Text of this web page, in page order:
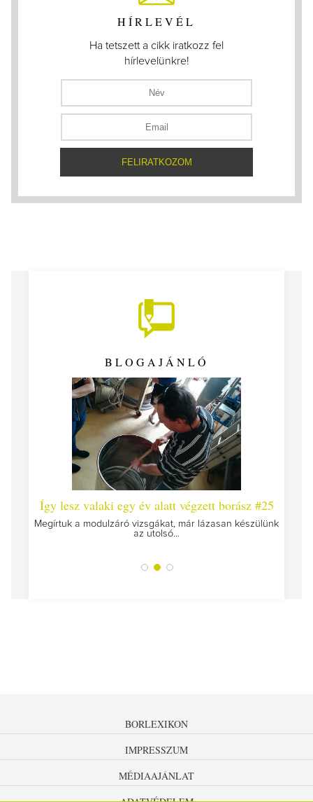
HÍRLEVÉL
Ha tetszett a cikk iratkozz fel
hírlevelünkre!
BLOGAJÁNLÓ
Így lesz valaki egy év alatt végzett borász #25
Megírtuk a modulzáró vizsgákat, már lázasan készülünk
az utolsó...
BORLEXIKON
IMPRESSZUM
MÉDIAAJÁNLAT